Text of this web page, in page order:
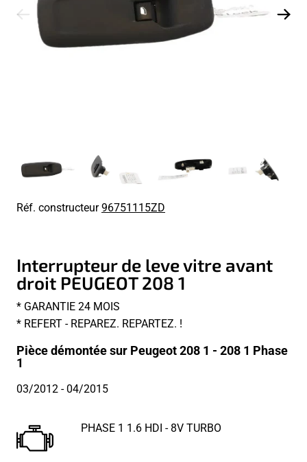
Réf. constructeur96751115ZD
Interrupteur de leve vitre avant
droit PEUGEOT 208 1
* GARANTIE 24 MOIS
* REFERT - REPAREZ. REPARTEZ. !
Pièce démontée sur Peugeot 208 1 - 208 1 Phase
1
03/2012 - 04/2015
PHASE 1 1.6 HDI - 8V TURBO